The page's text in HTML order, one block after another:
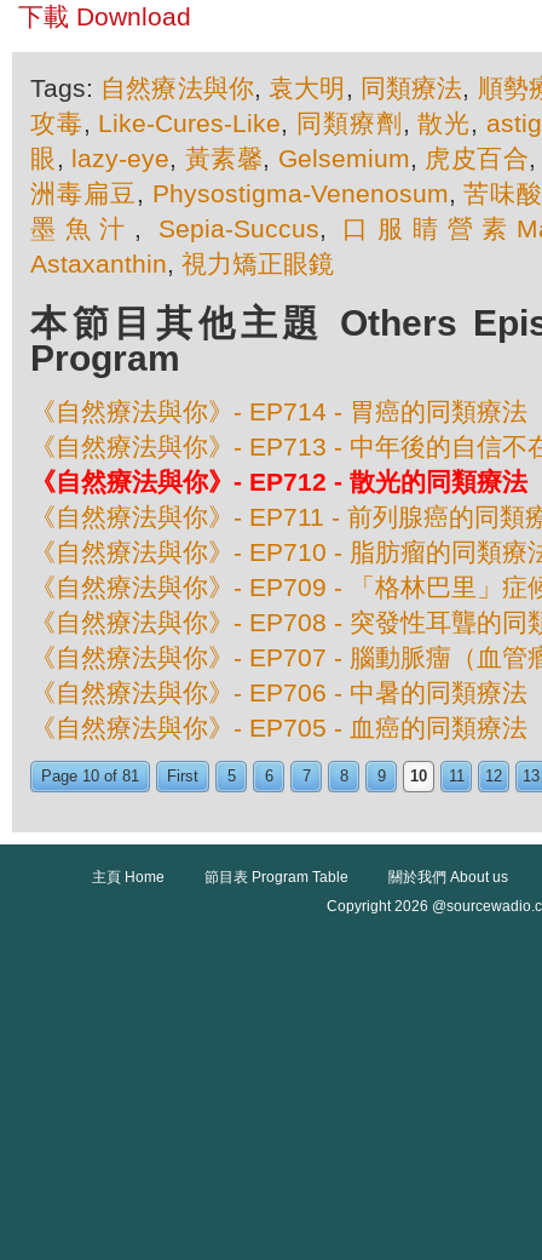
下載 Download
Tags: 自然療法與你,袁大明 , 同類療法, 順勢
攻毒, Like-Cures-Like, 同類療劑 ,散光,
眼 , lazy-eye, 黃素馨, Gelsemium, 虎皮百合
洲毒扁豆 , Physostigma-Venenosum,苦味
墨魚汁 , Sepia-Succus, 口服睛營素
Astaxanthin, 視力矯正眼鏡
本節目其他主題 Others
Program
《自然療法與你》- EP714 - 胃癌的同類療法
《自然療法與你》- EP713 - 中年後的自信不
《自然療法與你》- EP712 - 散光的同類療法
《自然療法與你》- EP711 - 前列腺癌的同類
《自然療法與你》- EP710 - 脂肪瘤的同類療
《自然療法與你》- EP709 - 「格林巴里」症
《自然療法與你》- EP708 - 突發性耳聾的同
《自然療法與你》- EP707 - 腦動脈癅（血管
《自然療法與你》- EP706 - 中暑的同類療法
《自然療法與你》- EP705 - 血癌的同類療法
Page 10 of 81 First 5 6 7 8 9 10 11 12 13
主頁 Home 節目表 Program Table
關於我們 About us
Copyright 2026